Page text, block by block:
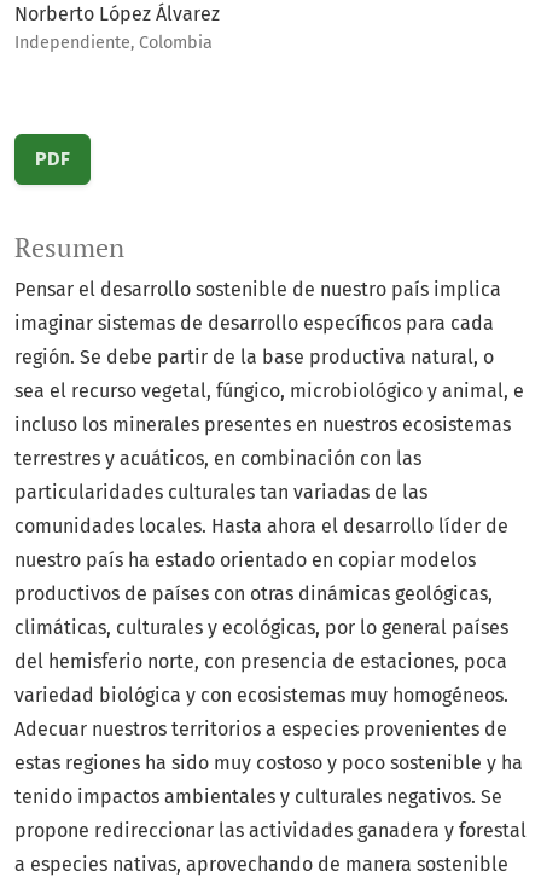
Norberto López Álvarez
Independiente, Colombia
PDF
Resumen
Pensar el desarrollo sostenible de nuestro país implica
imaginar sistemas de desarrollo específicos para cada
región. Se debe partir de la base productiva natural, o
sea el recurso vegetal, fúngico, microbiológico y animal, e
incluso los minerales presentes en nuestros ecosistemas
terrestres y acuáticos, en combinación con las
particularidades culturales tan variadas de las
comunidades locales. Hasta ahora el desarrollo líder de
nuestro país ha estado orientado en copiar modelos
productivos de países con otras dinámicas geológicas,
climáticas, culturales y ecológicas, por lo general países
del hemisferio norte, con presencia de estaciones, poca
variedad biológica y con ecosistemas muy homogéneos.
Adecuar nuestros territorios a especies provenientes de
estas regiones ha sido muy costoso y poco sostenible y ha
tenido impactos ambientales y culturales negativos. Se
propone redireccionar las actividades ganadera y forestal
a especies nativas, aprovechando de manera sostenible